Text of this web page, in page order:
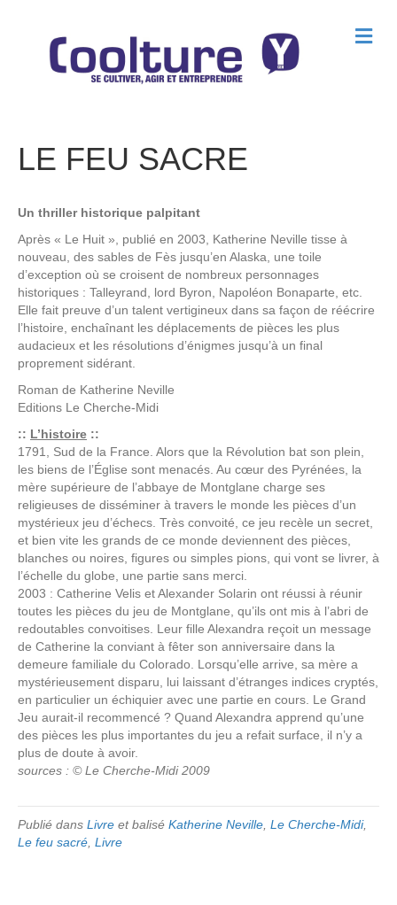
M
e
LE FEU SACRE
Un thriller historique palpitant
Après « Le Huit », publié en 2003, Katherine Neville tisse à
nouveau, des sables de Fès jusqu’en Alaska, une toile
d’exception où se croisent de nombreux personnages
historiques : Talleyrand, lord Byron, Napoléon Bonaparte, etc.
Elle fait preuve d’un talent vertigineux dans sa façon de réécrire
l’histoire, enchaînant les déplacements de pièces les plus
audacieux et les résolutions d’énigmes jusqu’à un final
proprement sidérant.
Roman de Katherine Neville
Editions Le Cherche-Midi
:: L’histoire ::
1791, Sud de la France. Alors que la Révolution bat son plein,
les biens de l’Église sont menacés. Au cœur des Pyrénées, la
mère supérieure de l’abbaye de Montglane charge ses
religieuses de disséminer à travers le monde les pièces d’un
mystérieux jeu d’échecs. Très convoité, ce jeu recèle un secret,
et bien vite les grands de ce monde deviennent des pièces,
blanches ou noires, figures ou simples pions, qui vont se livrer, à
l’échelle du globe, une partie sans merci.
2003 : Catherine Velis et Alexander Solarin ont réussi à réunir
toutes les pièces du jeu de Montglane, qu’ils ont mis à l’abri de
redoutables convoitises. Leur fille Alexandra reçoit un message
de Catherine la conviant à fêter son anniversaire dans la
demeure familiale du Colorado. Lorsqu’elle arrive, sa mère a
mystérieusement disparu, lui laissant d’étranges indices cryptés,
en particulier un échiquier avec une partie en cours. Le Grand
Jeu aurait-il recommencé ? Quand Alexandra apprend qu’une
des pièces les plus importantes du jeu a refait surface, il n’y a
plus de doute à avoir.
sources : © Le Cherche-Midi 2009
Publié dans Livre et balisé Katherine Neville Le Cherche-Midi,
Le feu sacré Livre